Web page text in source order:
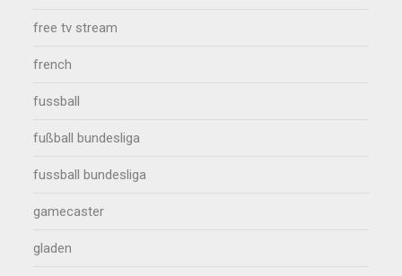
free tv stream
french
fussball
fußball bundesliga
fussball bundesliga
gamecaster
gladen